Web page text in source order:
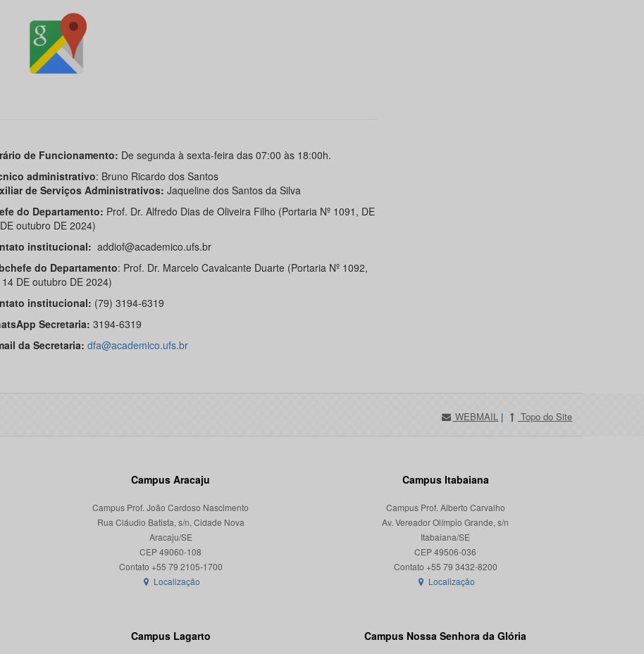
de Funcionamento: De segunda à sexta-feira das 07:00 às 18:00h.
administrativo: Bruno Ricardo dos Santos
de Serviços Administrativos: Jaqueline dos Santos da Silva
do Departamento: Prof. Dr. Alfredo Dias de Oliveira Filho (Portaria Nº 1091, DE
outubro DE 2024)
institucional: addiof@academico.ufs.br
do Departamento: Prof. Dr. Marcelo Cavalcante Duarte (Portaria Nº 1092,
14 DE outubro DE 2024)
institucional: (79) 3194-6319
Secretaria: 3194-6319
da Secretaria: dfa@academico.ufs.br
WEBMAIL | Topo do Site
Campus Aracaju
Campus Prof. João Cardoso Nascimento
Rua Cláudio Batista, s/n, Cidade Nova
Aracaju/SE
CEP 49060-108
Localização
Campus Itabaiana
Campus Prof. Alberto Carvalho
Av. Vereador Olímpio Grande, s/n
Itabaiana/SE
CEP 49506-036
Localização
Campus Lagarto Campus Nossa Senhora da Glória